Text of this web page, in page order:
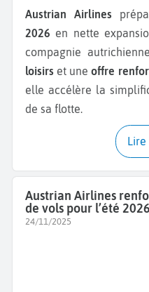
Austrian Airlines
2026 en nette
compagnie
loisirs et uneoffre
elle accélère la
de sa flotte.
Austrian Airlines
de vols pour l’été 2026
24/11/2025